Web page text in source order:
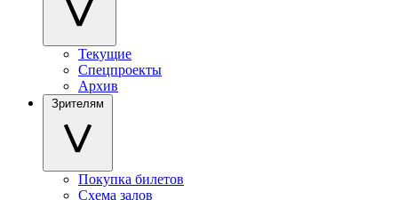
Текущие
Спецпроекты
Архив
Зрителям
Покупка билетов
Схема залов